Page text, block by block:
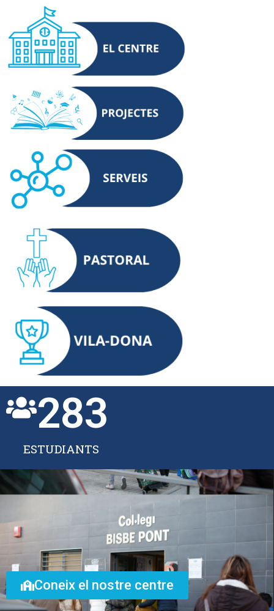
ESTUDIANTS
283
Coneix el nostre centre